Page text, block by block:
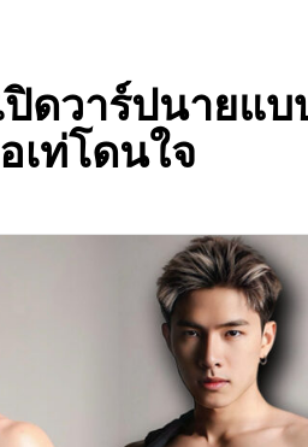
ปิดวาร์ปนายแ
เท่โดนใจ